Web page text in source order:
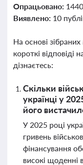
Опрацьовано:
Виявлено: 10
На основі
короткі відповіді
дізнаєтесь:
Скільки
українці у
його
У 2025 році
гривень
фінансування
високі щоденні